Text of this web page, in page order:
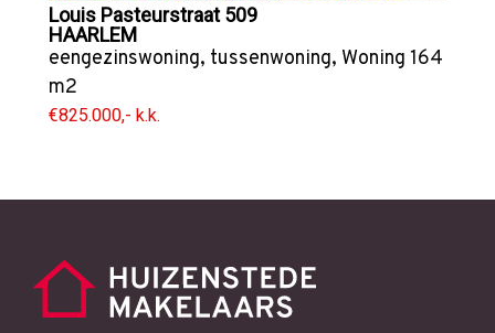
Louis Pasteurstraat 509
HAARLEM
eengezinswoning, tussenwoning, Woning 164
m2
€825.000,- k.k.